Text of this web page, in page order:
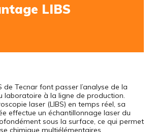
LIBS
de Tecnar font passer l’analyse de la
laboratoire à la ligne de production.
laser (LIBS) en temps réel, sa
effectue un échantillonnage laser du
sous la surface, ce qui permet
chimique multiélémentaires